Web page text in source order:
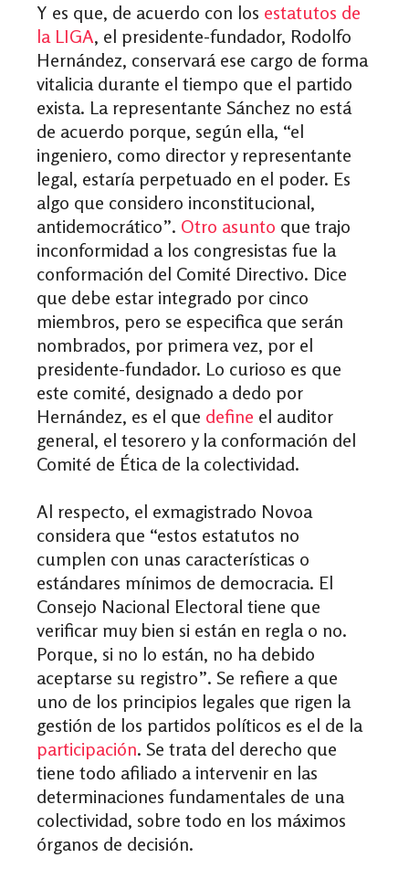
Y es que, de acuerdo con los estatutos de
la LIGA, el presidente-fundador, Rodolfo
Hernández, conservará ese cargo de forma
vitalicia durante el tiempo que el partido
exista. La representante Sánchez no está
de acuerdo porque, según ella, “el
ingeniero, como director y representante
legal, estaría perpetuado en el poder. Es
algo que considero inconstitucional,
antidemocrático”. Otro asunto que trajo
inconformidad a los congresistas fue la
conformación del Comité Directivo. Dice
que debe estar integrado por cinco
miembros, pero se especifica que serán
nombrados, por primera vez, por el
presidente-fundador. Lo curioso es que
este comité, designado a dedo por
Hernández, es el que define el auditor
general, el tesorero y la conformación del
Comité de Ética de la colectividad.
Al respecto, el exmagistrado Novoa
considera que “estos estatutos no
cumplen con unas características o
estándares mínimos de democracia. El
Consejo Nacional Electoral tiene que
verificar muy bien si están en regla o no.
Porque, si no lo están, no ha debido
aceptarse su registro”. Se refiere a que
uno de los principios legales que rigen la
gestión de los partidos políticos es el de la
participación. Se trata del derecho que
tiene todo afiliado a intervenir en las
determinaciones fundamentales de una
colectividad, sobre todo en los máximos
órganos de decisión.